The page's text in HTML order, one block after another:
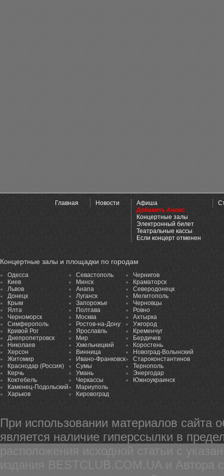
Главная Новости
Афиша
Добавить Анонс
Концертные залы
Электронный билет
Театральные кассы
Если концерт отменен
Концертные залы и площадки по городам
Одесса
Киев
Львов
Донецк
Крым
Ялта
Черноморск
Симферополь
Кривой Рог
Днепропетровск
Николаев
Херсон
Житомир
Краснодар (Россия)
Керчь
Коктебель
Каменец-Подольский
Харьков
Севастополь
Минск
Анапа
Луганск
Запорожье
Полтава
Москва
Ростов-на-Дону
Ярославль
Мир
Хмельницкий
Винница
Ивано-Франковск
Сумы
Умань
Черкассы
Мариуполь
Кировоград
Чернигов
Краматорск
Северодонецк
Мелитополь
Черновцы
Ровно
Ахтырка
Ужгород
Кременчуг
Бердичев
Коростень
Новоград-Волынский
Староконстантинов
Тернополь
Энергодар
Южноукраинск
При использовании материалов сайта
является наличие гиперссылки в
расположения исходной статьи с
издания BESTCLUB.COM.UA и Автора